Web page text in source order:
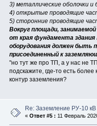
3) металлические оболочки
4) открытые проводящие
5) сторонние проводящие
Вокруг площади,
от края фундамента
оборудования должен быть
присоединенный к
"но тут же про ТП, а у нас не
подскажите, где-то есть
контур заземления?
Re: Заземление РУ-10 кВ
« Ответ #5 : 11 Февраль